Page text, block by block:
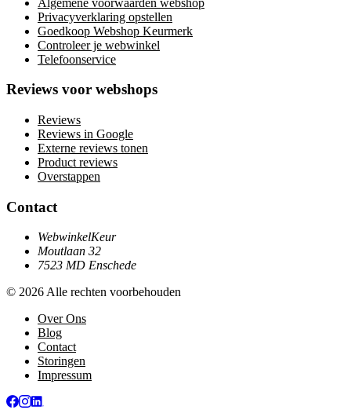
Privacyverklaring opstellen
Goedkoop Webshop Keurmerk
Controleer je webwinkel
Telefoonservice
Reviews voor webshops
Reviews
Reviews in Google
Externe reviews tonen
Product reviews
Overstappen
Contact
WebwinkelKeur
Moutlaan 32
7523 MD Enschede
© 2026 Alle rechten voorbehouden
Over Ons
Blog
Contact
Storingen
Impressum